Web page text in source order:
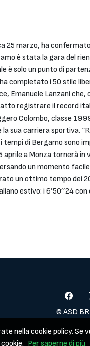
25 marzo, ha
è stata la gara del
è solo un punto di
completato i 50 stile
Emanuele Lanzani che,
registrare il record
Colombo, classe
sua carriera sportiva.
di Bergamo sono
a Monza tornerà in
un momento
un ottimo tempo dei
estivo: i 6’50’’24
© ASD
nella cookie policy. Se
Per saperne di più